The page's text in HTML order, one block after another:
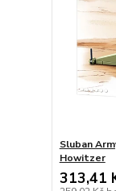
Sluban
Howitzer
313,41